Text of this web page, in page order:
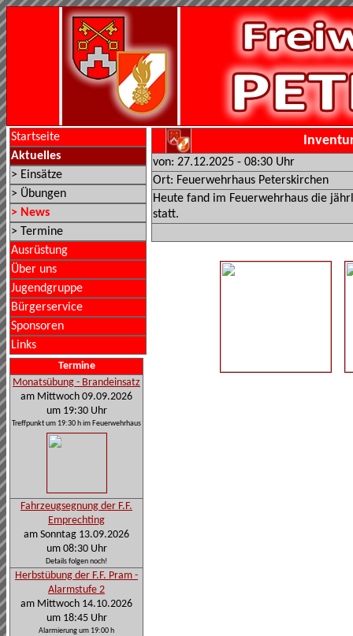
Startseite
Aktuelles
> Einsätze
> Übungen
> News
> Termine
Ausrüstung
Über uns
Jugendgruppe
Bürgerservice
Sponsoren
Links
Termine
Monatsübung - Brandeinsatz
am Mittwoch 09.09.2026
um 19:30 Uhr
Treffpunkt um 19:30 h im Feuerwehrhaus
Fahrzeugsegnung der F.F.
Emprechting
am Sonntag 13.09.2026
um 08:30 Uhr
Details folgen noch!
Herbstübung der F.F. Pram -
Alarmstufe 2
am Mittwoch 14.10.2026
um 18:45 Uhr
Alarmierung um 19:00 h
von: 27.12.2025 - 08:30 Uhr
Ort: Feuerwehrhaus Peterskirchen
Heute fand im Feuerwehrhaus die
statt.